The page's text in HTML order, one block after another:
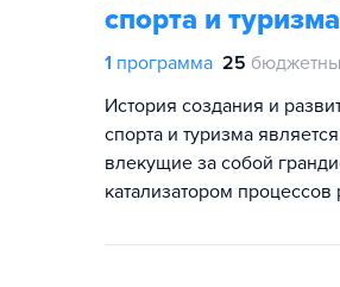
спорта и туризма
1 программа 25
История создания и
спорта и туризма
влекущие за собой
катализатором процессов